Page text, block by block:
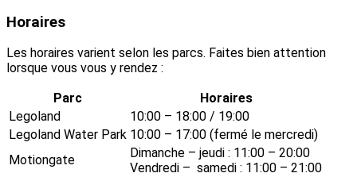
Horaires
Les horaires varient selon les parcs. Faites bien attention
lorsque vous vous y rendez :
Parc
Horaires
Legoland
10:00 – 18:00 / 19:00
Legoland Water Park 10:00 – 17:00 (fermé le mercredi)
Motiongate
Dimanche – jeudi : 11:00 – 20:00
Vendredi – samedi : 11:00 – 21:00